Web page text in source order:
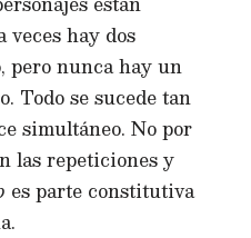
veces hay dos
pero nunca hay un
Todo se sucede tan
simultáneo. No por
las repeticiones y
es parte constitutiva